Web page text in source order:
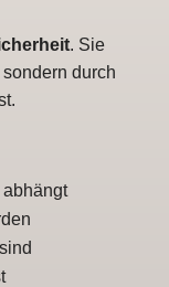
. Sie
durch
abhängt